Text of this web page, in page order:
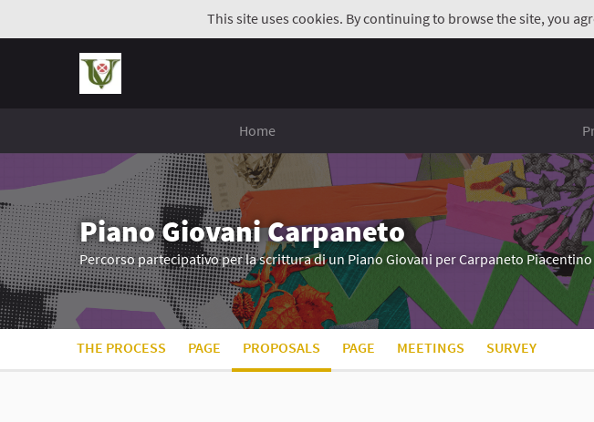
This site uses cookies. By continuing to browse the site, you
Home
Piano Giovani Carpaneto
Percorso partecipativo per la scrittura di un Piano Giovani per Carpaneto Piacentino
THE PROCESS PAGE PROPOSALS PAGE MEETINGS SURVEY